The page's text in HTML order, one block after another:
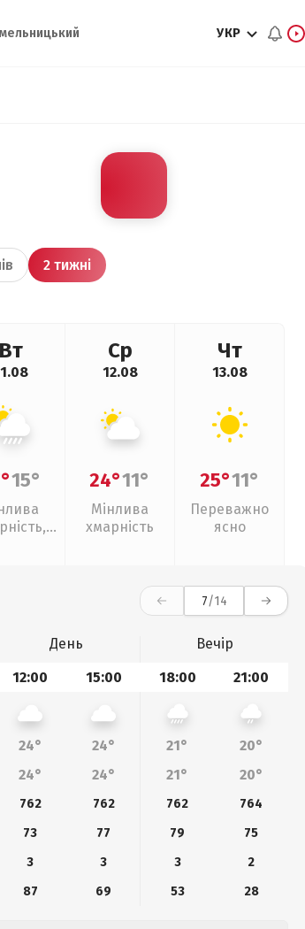
УКР
2 тижні
Вт
15°
Ср
12.08
24°11°
Мінлива
хмарність
Чт
13.08
25°11°
Переважно
ясно
7/14
День
Вечір
12:00 15:00 18:00 21:00
24° 24° 21°
20°
24° 24° 21° 20°
762 762 762
764
73 77 79
75
3 3 3
2
87 69 53 28